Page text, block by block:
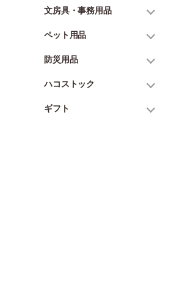
文房具・事務用品
ペット用品
防災用品
ハコストック
ギフト